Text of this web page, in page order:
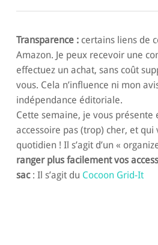
Transparence :certains liens de
Amazon. Je peux recevoir une
effectuez un achat, sans coût
vous. Cela n’influence ni mon
indépendance éditoriale.
Cette semaine, je vous présente
accessoire pas (trop) cher, et
quotidien ! Il s’agit d’un «
ranger plus facilement vos
sac: Il s’agit du Cocoon Grid-It